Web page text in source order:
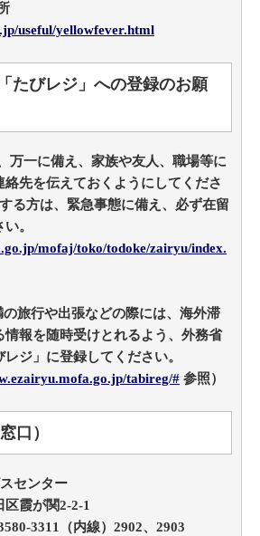
useful/yellowfever.html
たびレジ」への登録のお願
一に備え、家族や友人、職場等に
絡先を伝えておくようにしてくださ
る方は、緊急事態に備え、必ず在留
。
mofaj/toko/todoke/zairyu/index.
旅行や出張などの際には、海外滞
情報を随時受けとれるよう、外務省
ジ」に登録してください。
tabireg/# 参照）
口）
センター
霞が関2-2-1
3311（内線）2902、2903